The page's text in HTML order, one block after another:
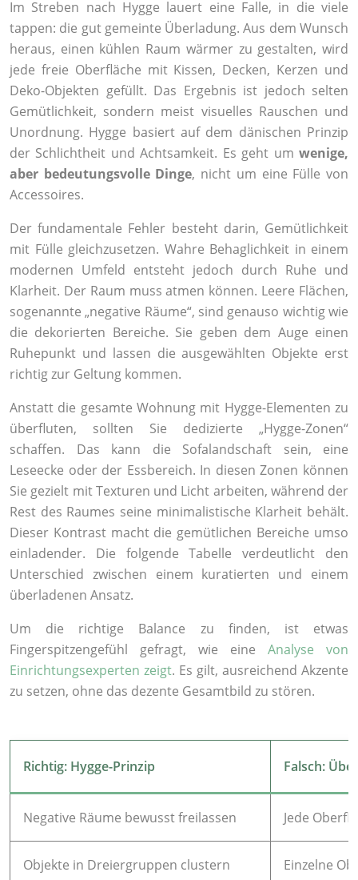
Im Streben nach Hygge lauert eine Falle, in die viele
tappen: die gut gemeinte Überladung. Aus dem Wunsch
heraus, einen kühlen Raum wärmer zu gestalten, wird
jede freie Oberfläche mit Kissen, Decken, Kerzen und
Deko-Objekten gefüllt. Das Ergebnis ist jedoch selten
Gemütlichkeit, sondern meist visuelles Rauschen und
Unordnung. Hygge basiert auf dem dänischen Prinzip
der Schlichtheit und Achtsamkeit. Es geht um wenige,
aber bedeutungsvolle Dinge, nicht um eine Fülle von
Accessoires.
Der fundamentale Fehler besteht darin, Gemütlichkeit
mit Fülle gleichzusetzen. Wahre Behaglichkeit in einem
modernen Umfeld entsteht jedoch durch Ruhe und
Klarheit. Der Raum muss atmen können. Leere Flächen,
sogenannte „negative Räume“, sind genauso wichtig wie
die dekorierten Bereiche. Sie geben dem Auge einen
Ruhepunkt und lassen die ausgewählten Objekte erst
richtig zur Geltung kommen.
Anstatt die gesamte Wohnung mit Hygge-Elementen zu
überfluten, sollten Sie dedizierte „Hygge-Zonen“
schaffen. Das kann die Sofalandschaft sein, eine
Leseecke oder der Essbereich. In diesen Zonen können
Sie gezielt mit Texturen und Licht arbeiten, während der
Rest des Raumes seine minimalistische Klarheit behält.
Dieser Kontrast macht die gemütlichen Bereiche umso
einladender. Die folgende Tabelle verdeutlicht den
Unterschied zwischen einem kuratierten und einem
überladenen Ansatz.
Um die richtige Balance zu finden, ist etwas
Fingerspitzengefühl gefragt, wie eine Analyse von
Einrichtungsexperten zeigt. Es gilt, ausreichend Akzente
zu setzen, ohne das dezente Gesamtbild zu stören.
Richtig: Hygge-Prinzip Falsch:
Negative Räume bewusst freilassen Jede
Objekte in Dreiergruppen clustern Einzelne